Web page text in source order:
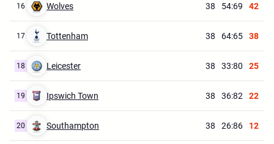
16 Wolves 38 54:69 42
17 Tottenham 38 64:65 38
18 Leicester 38 33:80 25
19 Ipswich Town 38 36:82 22
20 Southampton 38 26:86 12